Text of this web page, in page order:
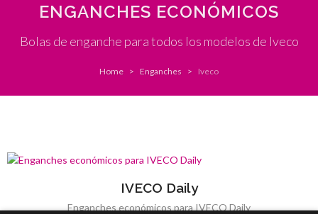
ENGANCHES ECONÓMICOS
Bolas de enganche para todos los modelos de Iveco
Home Enganches Iveco
IVECO Daily
Enganches económicos para IVECO Daily